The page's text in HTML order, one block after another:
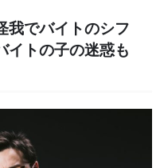
我でバイトのシフ
イトの子の迷惑も